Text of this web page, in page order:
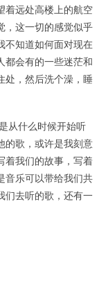
着远处高楼上的航空
，这一切的感觉似乎
不知道如何面对现在
都会有的一些迷茫和
处，然后洗个澡，睡
从什么时候开始听
的歌，或许是我刻意
着我们的故事，写着
音乐可以带给我们共
们去听的歌，还有一